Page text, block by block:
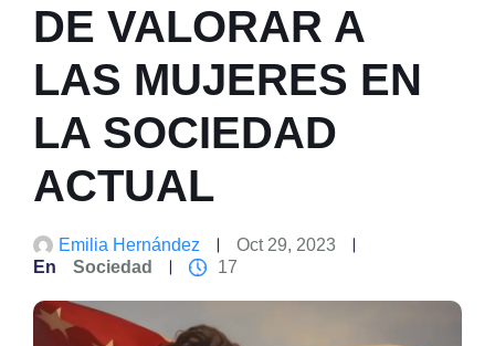
DE VALORAR A
LAS MUJERES EN
LA SOCIEDAD
ACTUAL
Emilia Hernández
Oct 29, 2023
En
Sociedad 17